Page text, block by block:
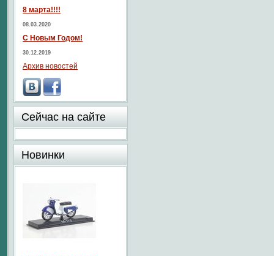
8 марта!!!!
08.03.2020
С Новым Годом!
30.12.2019
Архив новостей
Сейчас на сайте
Новинки